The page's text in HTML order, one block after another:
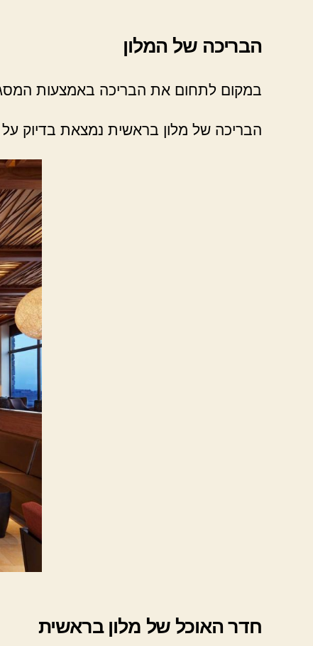
הבריכה של המלון
במקום לתחום את הבריכה באמצעות
הבריכה של מלון בראשית נמצאת בדיוק
חדר האוכל של מלון בראשית